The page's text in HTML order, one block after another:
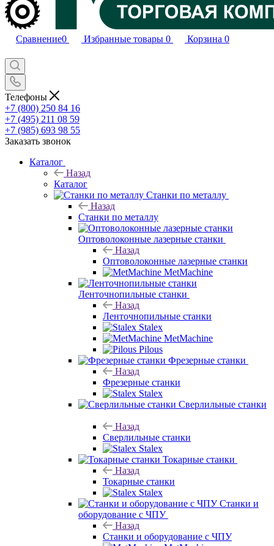
Сравнение0 Избранные товары 0 Корзина 0
Телефоны
+7 (800) 250 84 16
+7 (495) 211 08 59
+7 (985) 693 98 55
Заказать звонок
Каталог
Назад
Каталог
Станки по металлу
Назад
Станки по металлу
Оптоволоконные лазерные станки
Назад
Оптоволоконные лазерные станки
MetMachine
Ленточнопильные станки
Назад
Ленточнопильные станки
Stalex
MetMachine
Pilous
Фрезерные станки
Назад
Фрезерные станки
Stalex
Сверлильные станки
Назад
Сверлильные станки
Stalex
Токарные станки
Назад
Токарные станки
Stalex
Станки и
оборудование с ЧПУ
Назад
Станки и оборудование с ЧПУ